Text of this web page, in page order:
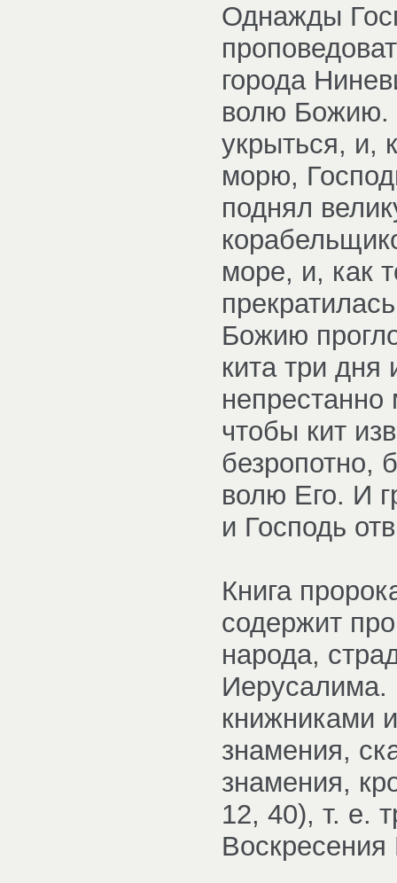
Однажды
города
волю Божию.
укрыться, и,
морю,
поднял
море, и, как
Божию
кита три
непрестанно
чтобы кит
безропотно,
волю Его. И
и Господь
Книга
содержит
народа,
Иерусалима.
книжниками
знамения,
знамения,
12, 40), т. е.
Воскресения